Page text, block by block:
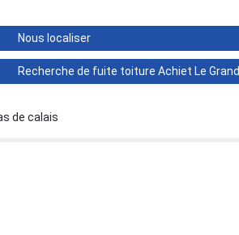
Nous localiser
Recherche de fuite toiture Achiet Le Grand
de calais